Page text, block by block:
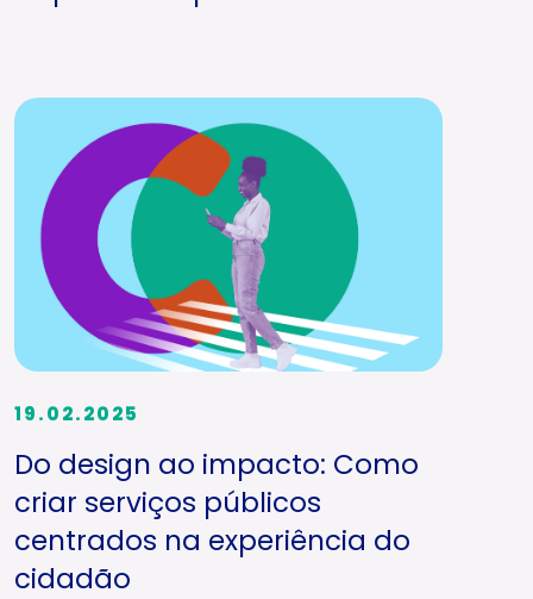
19.02.2025
Do design ao impacto: Como
criar serviços públicos
centrados na experiência do
cidadão